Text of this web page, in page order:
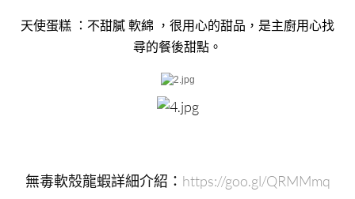
天使蛋糕 ：不甜膩 軟綿 ，很用心的甜品，是主廚用心找
尋的餐後甜點。
無毒軟殼龍蝦詳細介紹： https://goo.gl/QRMMmq